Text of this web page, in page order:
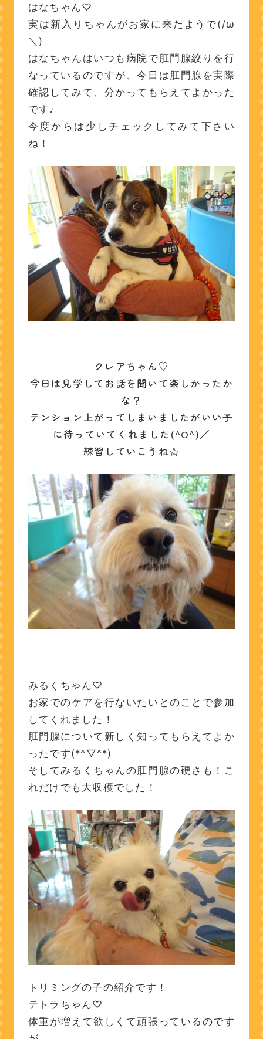
はなちゃん♡
実は新入りちゃんがお家に来たようで(/ω
＼)
はなちゃんはいつも病院で肛門腺絞りを行
なっているのですが、今日は肛門腺を実際
確認してみて、分かってもらえてよかった
です♪
今度からは少しチェックしてみて下さい
ね！
クレアちゃん♡
今日は見学してお話を聞いて楽しかったか
な？
テンション上がってしまいましたがいい子
に待っていてくれました(^O^)／
練習していこうね☆
みるくちゃん♡
お家でのケアを行ないたいとのことで参加
してくれました！
肛門腺について新しく知ってもらえてよか
ったです(*^▽^*)
そしてみるくちゃんの肛門腺の硬さも！こ
れだけでも大収穫でした！
トリミングの子の紹介です！
テトラちゃん♡
体重が増えて欲しくて頑張っているのです